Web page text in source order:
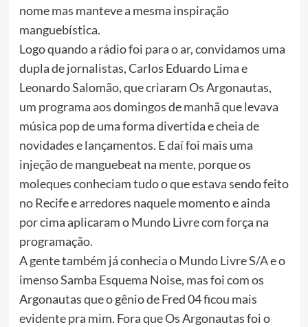
nome mas manteve a mesma inspiração
manguebística.
Logo quando a rádio foi para o ar, convidamos uma
dupla de jornalistas, Carlos Eduardo Lima e
Leonardo Salomão, que criaram Os Argonautas,
um programa aos domingos de manhã que levava
música pop de uma forma divertida e cheia de
novidades e lançamentos. E daí foi mais uma
injeção de manguebeat na mente, porque os
moleques conheciam tudo o que estava sendo feito
no Recife e arredores naquele momento e ainda
por cima aplicaram o Mundo Livre com força na
programação.
A gente também já conhecia o Mundo Livre S/A e o
imenso Samba Esquema Noise, mas foi com os
Argonautas que o gênio de Fred 04 ficou mais
evidente pra mim. Fora que Os Argonautas foi o